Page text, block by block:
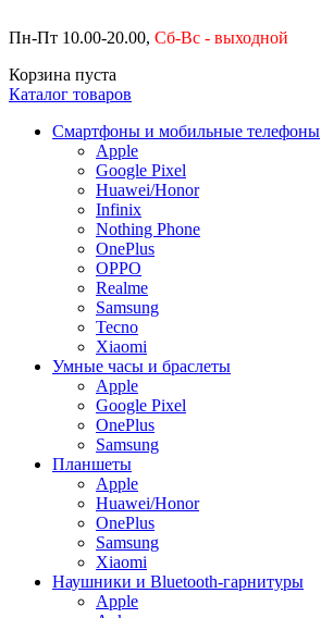
Пн-Пт 10.00-20.00, Сб-Вс - выходной
Корзина пуста
Каталог товаров
Смартфоны и мобильные телефоны
Apple
Google Pixel
Huawei/Honor
Infinix
Nothing Phone
OnePlus
OPPO
Realme
Samsung
Tecno
Xiaomi
Умные часы и браслеты
Apple
Google Pixel
OnePlus
Samsung
Планшеты
Apple
Huawei/Honor
OnePlus
Samsung
Xiaomi
Наушники и Bluetooth-гарнитуры
Apple